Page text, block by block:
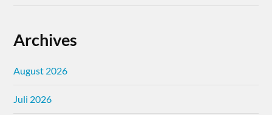
Archives
August 2026
Juli 2026